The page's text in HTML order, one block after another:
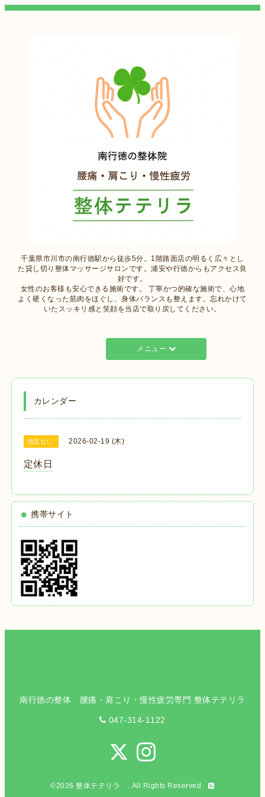
千葉県市川市の南行徳駅から徒歩5分。1階路面店の明るく広々とし
た貸し切り整体マッサージサロンです。浦安や行徳からもアクセス良
好です。
女性のお客様も安心できる施術です。 丁寧かつ的確な施術で、心地
よく硬くなった筋肉をほぐし、身体バランスも整えます。忘れかけて
いたスッキリ感と笑顔を当店で取り戻してください。
メニュー
カレンダー
指定なし 2026-02-19 (木)
定休日
携帯サイト
南行徳の整体 腰痛・肩こり・慢性疲労専門 整体テテリラ
047-314-1122
©2026整体テテリラ . All Rights Reserved.